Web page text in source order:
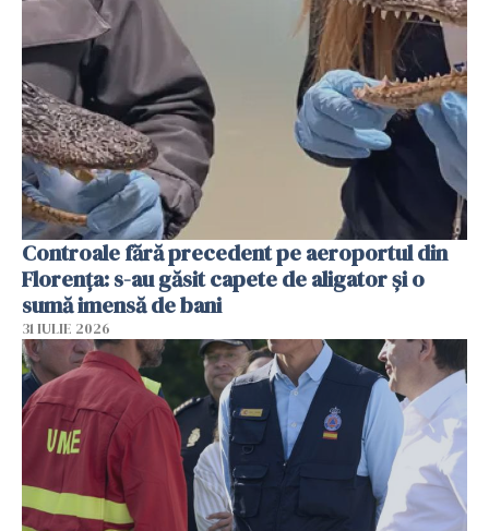
Controale fără precedent pe aeroportul din
Florența: s-au găsit capete de aligator și o
sumă imensă de bani
31 IULIE 2026